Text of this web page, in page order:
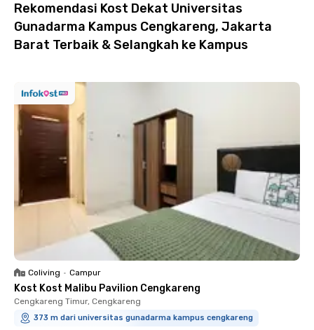
Rekomendasi Kost Dekat Universitas
Gunadarma Kampus Cengkareng, Jakarta
Barat Terbaik & Selangkah ke Kampus
Coliving • Campur
Kost Kost Malibu Pavilion Cengkareng
Cengkareng Timur, Cengkareng
373 m dari universitas gunadarma kampus cengkareng